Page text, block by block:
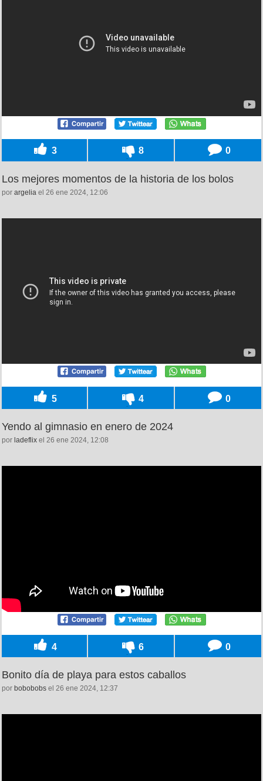
3 8 0
Los mejores momentos de la historia de los bolos
por argelia el 26 ene 2024, 12:06
5 4 0
Yendo al gimnasio en enero de 2024
por ladeflix el 26 ene 2024, 12:08
4 6 0
Bonito día de playa para estos caballos
por bobobobs el 26 ene 2024, 12:37